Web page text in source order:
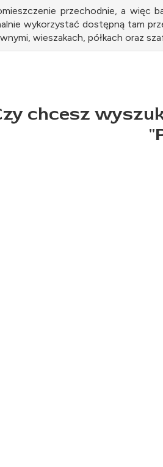
przechodnie, a więc
wykorzystać dostępną tam
wieszakach, półkach oraz
chcesz
"